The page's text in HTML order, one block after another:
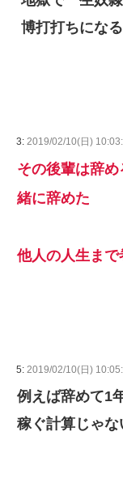
博打打ちにな
3: 2019/02/10(日)
その後輩は辞
緒に辞めた
他人の人生まで
5: 2019/02/10(日)
例えば辞めて1
稼ぐ計算じゃな